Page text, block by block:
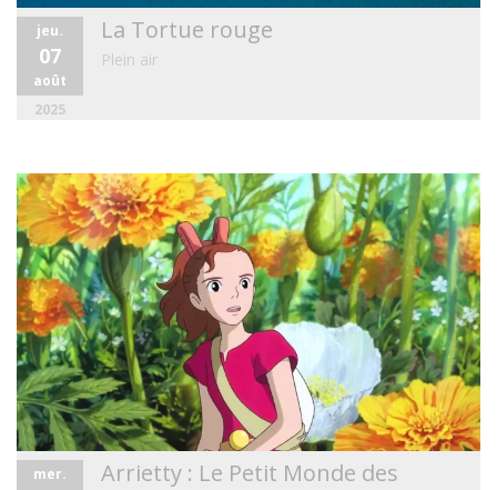
jeu.
07
août
2025
La Tortue rouge
Plein air
mer.
Arrietty : Le Petit Monde des